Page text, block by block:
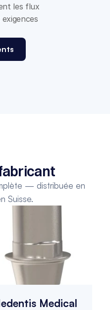
les flux
— distribuée en
Suisse.
Medical